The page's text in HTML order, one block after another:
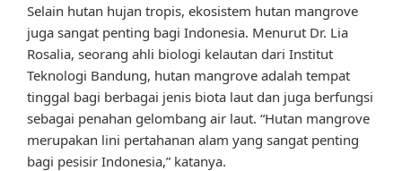
Selain hutan hujan tropis, ekosistem hutan mangrove
juga sangat penting bagi Indonesia. Menurut Dr. Lia
Rosalia, seorang ahli biologi kelautan dari Institut
Teknologi Bandung, hutan mangrove adalah tempat
tinggal bagi berbagai jenis biota laut dan juga berfungsi
sebagai penahan gelombang air laut. “Hutan mangrove
merupakan lini pertahanan alam yang sangat penting
bagi pesisir Indonesia,” katanya.